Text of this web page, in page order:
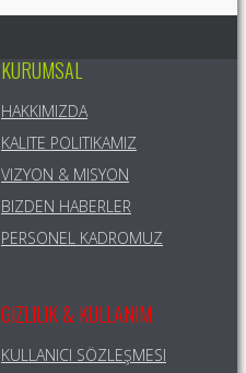
KURUMSAL
HAKKIMIZDA
KALITE POLITIKAMIZ
VIZYON & MISYON
BIZDEN HABERLER
PERSONEL KADROMUZ
GIZLILIK & KULLANIM
KULLANICI SÖZLEŞMESI